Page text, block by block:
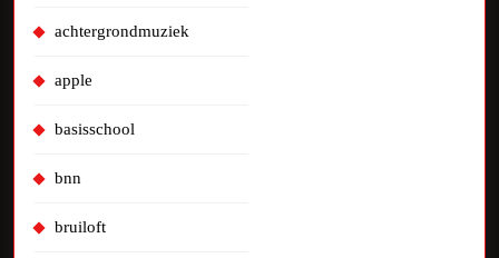
achtergrondmuziek
apple
basisschool
bnn
bruiloft